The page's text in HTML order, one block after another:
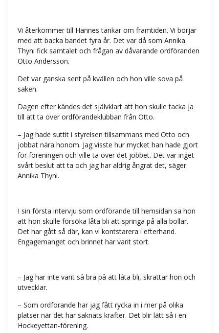
Vi återkommer till Hannes tankar om framtiden. Vi börjar
med att backa bandet fyra år. Det var då som Annika
Thyni fick samtalet och frågan av dåvarande ordföranden
Otto Andersson.
Det var ganska sent på kvällen och hon ville sova på
saken.
Dagen efter kändes det självklart att hon skulle tacka ja
till att ta över ordförandeklubban från Otto.
– Jag hade suttit i styrelsen tillsammans med Otto och
jobbat nära honom. Jag visste hur mycket han hade gjort
för föreningen och ville ta över det jobbet. Det var inget
svårt beslut att ta och jag har aldrig ångrat det, säger
Annika Thyni.
I sin första intervju som ordförande till hemsidan sa hon
att hon skulle försöka låta bli att springa på alla bollar.
Det har gått så där, kan vi kontstarera i efterhand.
Engagemanget och brinnet har varit stort.
– Jag har inte varit så bra på att låta bli, skrattar hon och
utvecklar.
– Som ordförande har jag fått rycka in i mer på olika
platser när det har saknats krafter. Det blir lätt så i en
Hockeyettan-förening.